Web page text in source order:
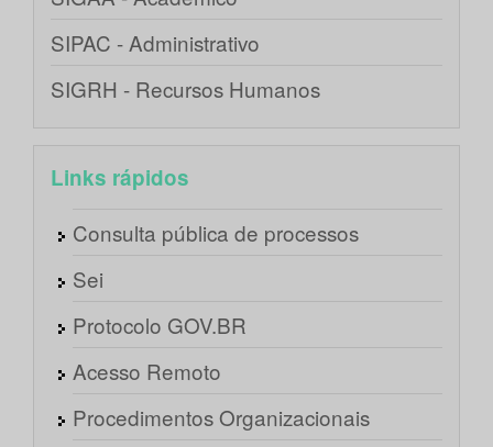
SIPAC - Administrativo
SIGRH - Recursos Humanos
Links rápidos
Consulta pública de processos
Sei
Protocolo GOV.BR
Acesso Remoto
Procedimentos Organizacionais